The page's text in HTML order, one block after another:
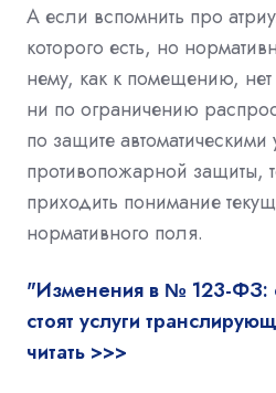
А если вспомнить про
которого есть, но
нему, как к помещению,
ни по ограничению
по защите автоматическими
противопожарной защиты,
приходить понимание
нормативного поля.
"Изменения в № 123-ФЗ:
стоят услуги
читать >>>